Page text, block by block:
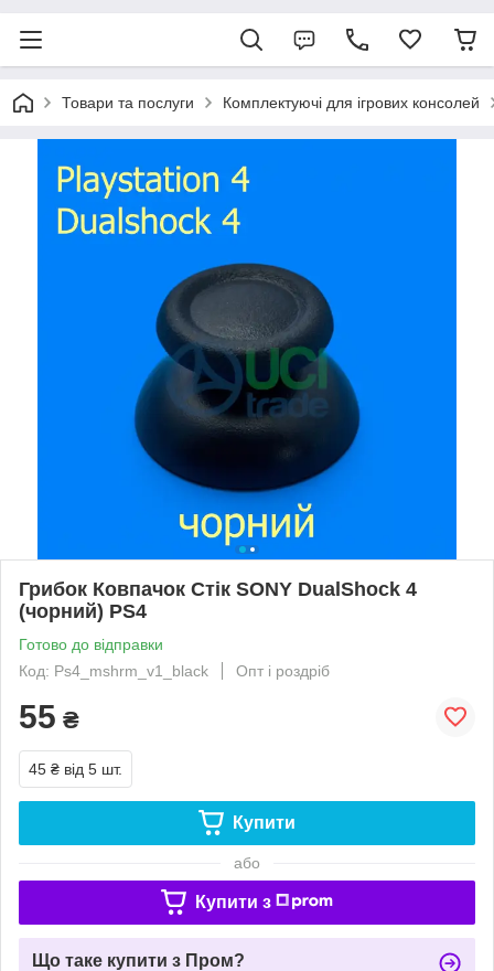
Товари та послуги Комплектуючі для ігрових консолей
Грибок Ковпачок Стік SONY DualShock 4
(чорний) PS4
Готово до відправки
Код: Ps4_mshrm_v1_black
Опт і роздріб
55 ₴
45 ₴ від 5 шт.
Купити
або
Купити з
Що таке купити з Пром?